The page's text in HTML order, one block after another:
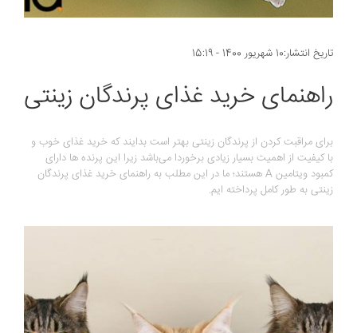
تاریخ انتشار:10 شهریور 1400 - 15:19
راهنمای خرید غذای پرندگان زینتی
برای مراقبت کردن از پرندگان زینتی بهتر است بدایند که خرید غذای خوب و
با کیفیت از اهمیت بسیار زیادی برخوردا می‌باشد زیرا این پرنده ها دارای
کمبود ویتامین A هستند؛ ما در این مطلب به راهنمای خرید غذای پرندگان
زینتی به طور کامل پرداخته ایم.